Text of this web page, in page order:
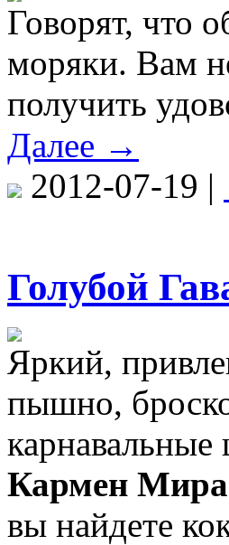
Говорят, что
моряки. Вам
получить
Далее →
2012-07-19 |
Голубой
Яркий,
пышно,
Кармен
вы найдете